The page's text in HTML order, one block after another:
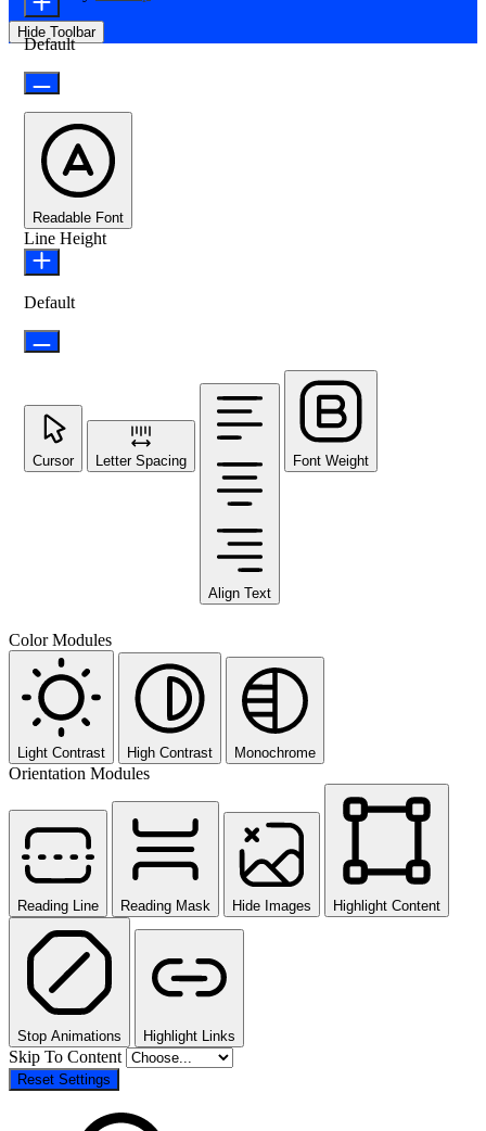
Hide Toolbar
Default
Readable Font
Line Height
Default
Cursor Letter Spacing
Align Text
Font Weight
Color Modules
Light Contrast High Contrast Monochrome
Orientation Modules
Reading Line Reading Mask Hide Images Highlight Content
Stop Animations Highlight Links
Skip To Content
Reset Settings